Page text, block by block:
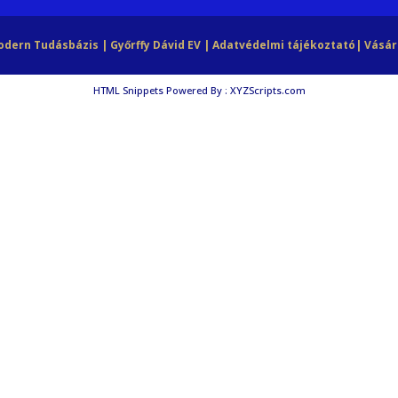
Tudásbázis | Győrffy Dávid EV |Adatvédelmi tájékoztató |
HTML SnippetsPowered By : XYZScripts.com